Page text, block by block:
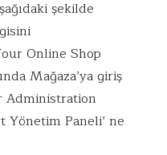
şekilde
Online Shop
Mağaza’ya giriş
Administration
Yönetim Paneli’ ne